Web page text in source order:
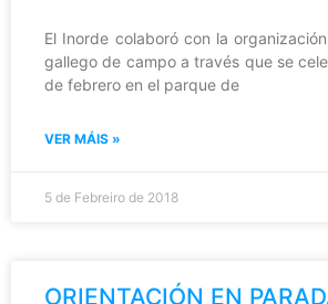
El Inorde colaboró con la
gallego de campo a través que se
de febrero en el parque de
VER MÁIS »
5 de Febreiro de 2018
ORIENTACIÓN EN